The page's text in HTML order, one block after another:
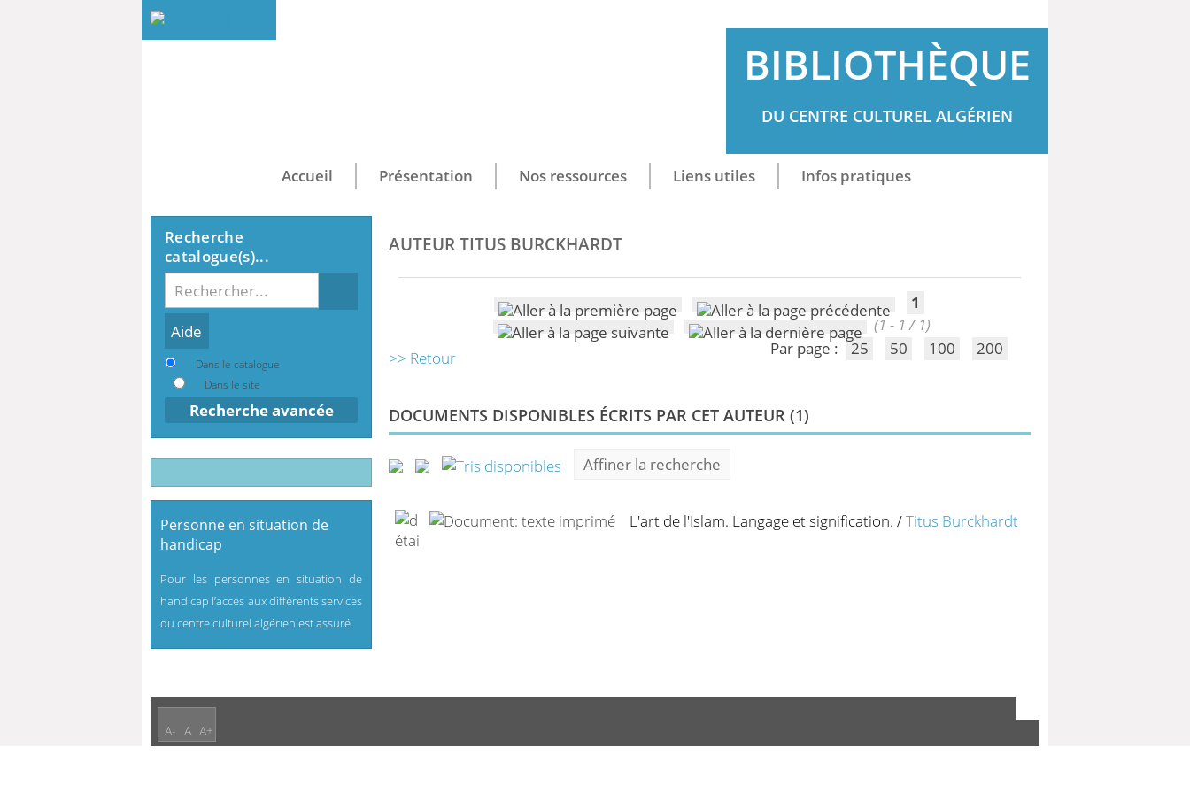
BIBLIOTHÈQUE
DU CENTRE CULTUREL ALGÉRIEN
Accueil Présentation Nos ressources Liens utiles Infos pratiques
AUTEUR TITUS BURCKHARDT
1
(1 - 1 / 1)
Par page :
25 50 100 200
>> Retour
DOCUMENTS DISPONIBLES ÉCRITS PAR CET AUTEUR (1)
Affiner la recherche
L'art de l'Islam. Langage et signification. /Titus Burckhardt
Recherche
catalogue(s)...
Dans le catalogue
Dans le site
Recherche avancée
Personne en situation de
handicap
Pour les personnes en situation de
handicap l’accès aux différents services
du centre culturel algérien est assuré.
A- A A+